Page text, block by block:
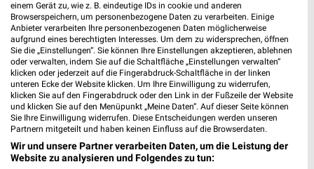
6,80 km
dm Grenzach-Wyhlen
Markgrafenstraße 1
79639 Grenzach-Wyhlen
Heute 08:00 - 20:00 Uhr | Geöffnet
9,26 km
einem Gerät zu, wie z. B. eindeutige IDs in cookie und anderen
Browserspeichern, um personenbezogene Daten zu verarbeiten. Einige
Anbieter verarbeiten Ihre personenbezogenen Daten möglicherweise
aufgrund eines berechtigten Interesses. Um dem zu widersprechen, öffnen
Sie die „Einstellungen“. Sie können Ihre Einstellungen akzeptieren, ablehnen
oder verwalten, indem Sie auf die Schaltfläche „Einstellungen verwalten“
klicken oder jederzeit auf die Fingerabdruck-Schaltfläche in der linken
unteren Ecke der Website klicken. Um Ihre Einwilligung zu widerrufen,
klicken Sie auf den Fingerabdruck oder den Link in der Fußzeile der Website
und klicken Sie auf den Menüpunkt „Meine Daten“. Auf dieser Seite können
Sie Ihre Einwilligung widerrufen. Diese Entscheidungen werden unseren
Partnern mitgeteilt und haben keinen Einfluss auf die Browserdaten.
Wir und unsere Partner verarbeiten Daten, um die Leistung der
Website zu analysieren und Folgendes zu tun: